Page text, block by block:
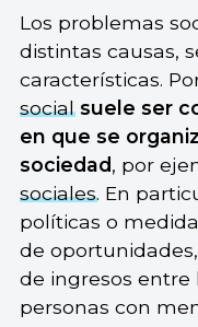
Los problemas
distintas causas,
características.
social suele ser
en que se
sociedad, por
sociales. En
políticas o
de
de ingresos entre
personas con